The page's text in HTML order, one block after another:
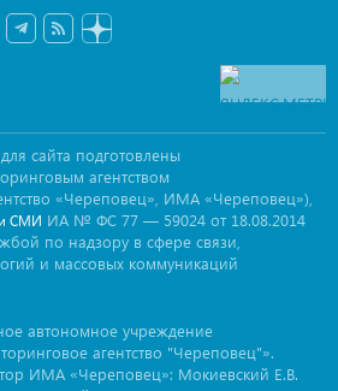
сайта подготовлены
агентством
«Череповец», ИМА «Череповец»),
СМИ ИА № ФС 77 — 59024 от 18.08.2014
по надзору в сфере связи,
и массовых коммуникаций
автономное учреждение
агентство "Череповец"».
ИМА «Череповец»: Мокиевский Е.В.